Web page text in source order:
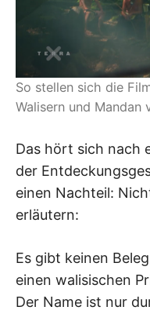
So stellen sich die
Walisern und Mandan
Das hört sich nach
der
einen Nachteil:
erläutern:
Es gibt keinen
einen walisischen
Der Name ist nur